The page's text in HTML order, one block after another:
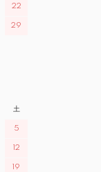
22
29
土
5
12
19